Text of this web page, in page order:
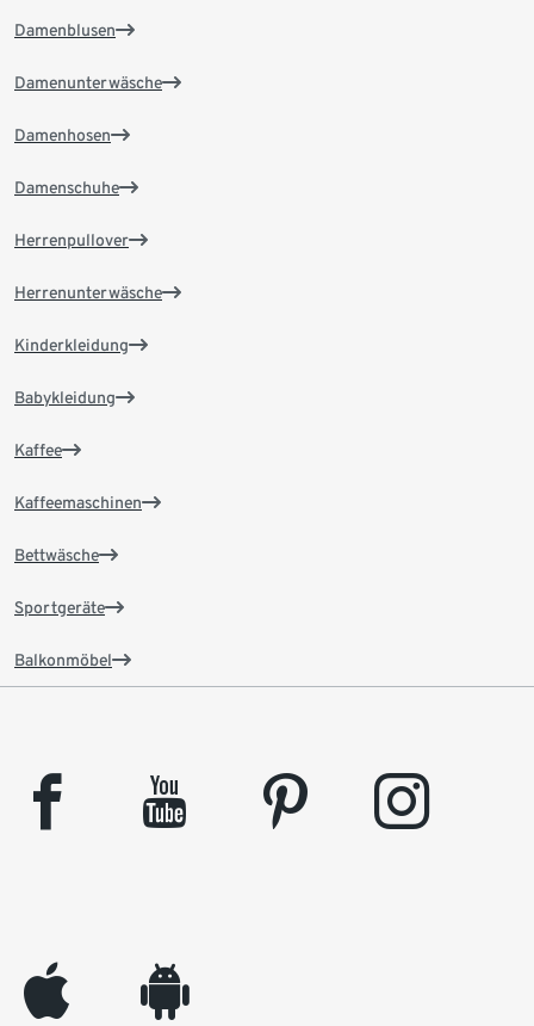
Damenblusen
Damenunterwäsche
Damenhosen
Damenschuhe
Herrenpullover
Herrenunterwäsche
Kinderkleidung
Babykleidung
Kaffee
Kaffeemaschinen
Bettwäsche
Sportgeräte
Balkonmöbel
facebook youtube pinterest instagram
appleinc android